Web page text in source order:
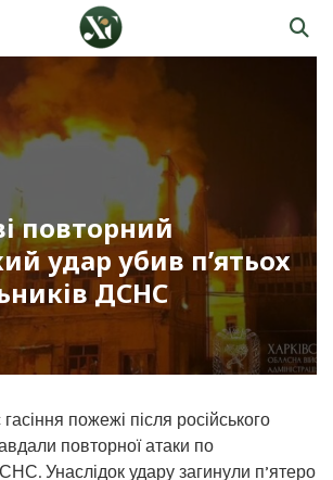
повторний
удар убив п’ятьох
ДСНС
пожежі після російського
повторної атаки по
Унаслідок удару загинули п’ятеро